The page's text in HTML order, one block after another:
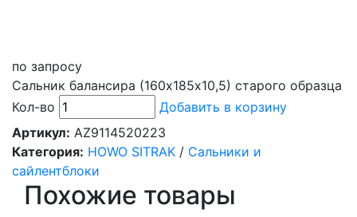
по запросу
Сальник балансира (160х185х10,5) старого образца
Кол-во
Добавить в корзину
Артикул: AZ9114520223
Категория: HOWO SITRAK / Сальники и
сайлентблоки
Похожие товары